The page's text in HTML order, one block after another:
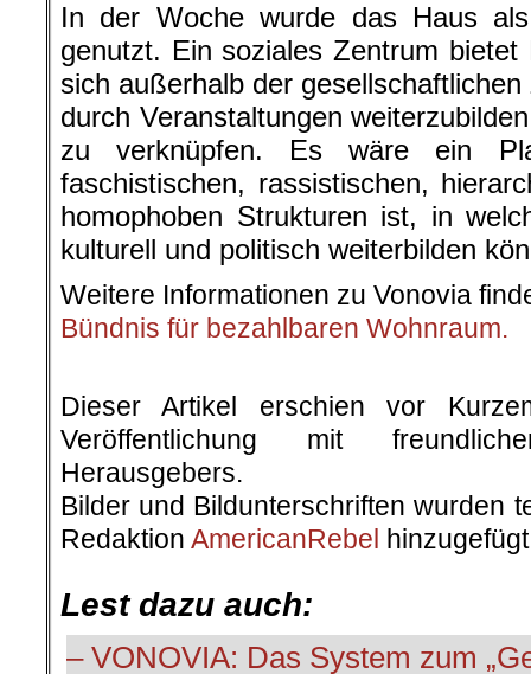
In der Woche wurde das Haus
genutzt. Ein soziales Zentrum bietet
sich außerhalb der
durch Veranstaltungen
zu verknüpfen. Es wäre ein
faschistischen, rassistischen,
homophoben Strukturen ist, in
kulturell und politisch weiterbilden
Weitere Informationen zu Vonovia
Bündnis für bezahlbaren Wohnraum.
Dieser Artikel erschien vor
Veröffentlichung mit
Herausgebers.
Bilder und Bildunterschriften wurden
Redaktion AmericanRebel
Lest dazu auch:
– VONOVIA: Das System zum